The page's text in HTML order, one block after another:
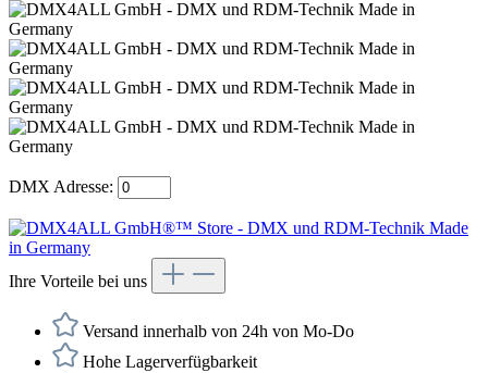
DMX Adresse:
Ihre Vorteile bei uns
Versand innerhalb von 24h von Mo-Do
Hohe Lagerverfügbarkeit